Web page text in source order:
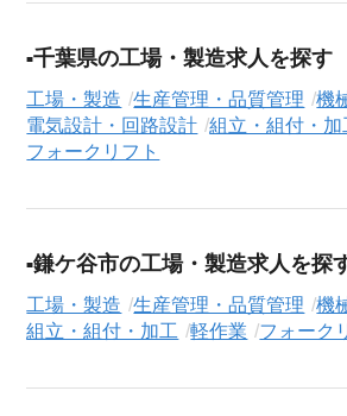
（正社員、契約社員 、アルバイト・パート
たこだわり条件での絞り込み検索も可能で
この機械設計・開発の求人にご興味をお持
援サービス（無料）にお申し込みください
千葉県の工場・製造求人を探す
工場・製造 生産管理・品質管理
機
電気設計・回路設計
組立・組付・加
フォークリフト
鎌ケ谷市の工場・製造求人を探
工場・製造 生産管理・品質管理
機
組立・組付・加工
軽作業 フォーク